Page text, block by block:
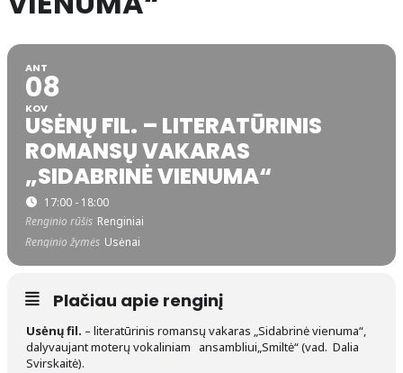
ANT
08
KOV
USĖNŲ FIL. – LITERATŪRINIS
ROMANSŲ VAKARAS
„SIDABRINĖ VIENUMA“
17:00 - 18:00
Renginio rūšis Renginiai
Renginio žymės Usėnai
Plačiau apie renginį
Usėnų fil. – literatūrinis romansų vakaras „Sidabrinė vienuma“,
dalyvaujant moterų vokaliniam ansambliui„Smiltė“ (vad. Dalia
Svirskaitė).